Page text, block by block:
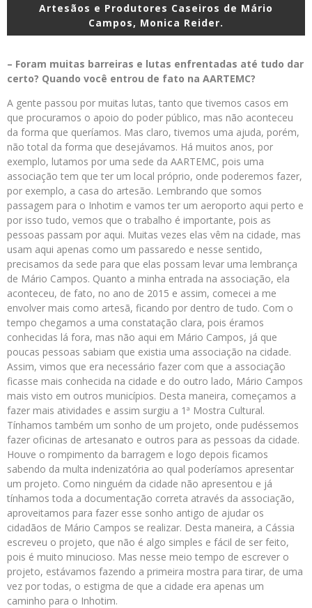
Artesãos e Produtores Caseiros de Mário
Campos, Monica Reider.
– Foram muitas barreiras e lutas enfrentadas até tudo dar
certo? Quando você entrou de fato na AARTEMC?
A gente passou por muitas lutas, tanto que tivemos casos em
que procuramos o apoio do poder público, mas não aconteceu
da forma que queríamos. Mas claro, tivemos uma ajuda, porém,
não total da forma que desejávamos. Há muitos anos, por
exemplo, lutamos por uma sede da AARTEMC, pois uma
associação tem que ter um local próprio, onde poderemos fazer,
por exemplo, a casa do artesão. Lembrando que somos
passagem para o Inhotim e vamos ter um aeroporto aqui perto e
por isso tudo, vemos que o trabalho é importante, pois as
pessoas passam por aqui. Muitas vezes elas vêm na cidade, mas
usam aqui apenas como um passaredo e nesse sentido,
precisamos da sede para que elas possam levar uma lembrança
de Mário Campos. Quanto a minha entrada na associação, ela
aconteceu, de fato, no ano de 2015 e assim, comecei a me
envolver mais como artesã, ficando por dentro de tudo. Com o
tempo chegamos a uma constatação clara, pois éramos
conhecidas lá fora, mas não aqui em Mário Campos, já que
poucas pessoas sabiam que existia uma associação na cidade.
Assim, vimos que era necessário fazer com que a associação
ficasse mais conhecida na cidade e do outro lado, Mário Campos
mais visto em outros municípios. Desta maneira, começamos a
fazer mais atividades e assim surgiu a 1ª Mostra Cultural.
Tínhamos também um sonho de um projeto, onde pudéssemos
fazer oficinas de artesanato e outros para as pessoas da cidade.
Houve o rompimento da barragem e logo depois ficamos
sabendo da multa indenizatória ao qual poderíamos apresentar
um projeto. Como ninguém da cidade não apresentou e já
tínhamos toda a documentação correta através da associação,
aproveitamos para fazer esse sonho antigo de ajudar os
cidadãos de Mário Campos se realizar. Desta maneira, a Cássia
escreveu o projeto, que não é algo simples e fácil de ser feito,
pois é muito minucioso. Mas nesse meio tempo de escrever o
projeto, estávamos fazendo a primeira mostra para tirar, de uma
vez por todas, o estigma de que a cidade era apenas um
caminho para o Inhotim.